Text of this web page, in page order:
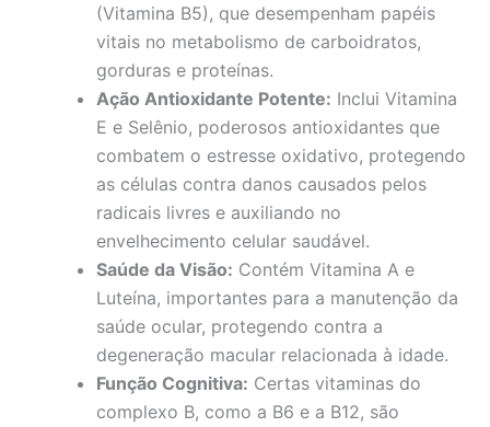
(Vitamina B5), que desempenham papéis
vitais no metabolismo de carboidratos,
gorduras e proteínas.
Ação Antioxidante Potente: Inclui Vitamina
E e Selênio, poderosos antioxidantes que
combatem o estresse oxidativo, protegendo
as células contra danos causados pelos
radicais livres e auxiliando no
envelhecimento celular saudável.
Saúde da Visão: Contém Vitamina A e
Luteína, importantes para a manutenção da
saúde ocular, protegendo contra a
degeneração macular relacionada à idade.
Função Cognitiva: Certas vitaminas do
complexo B, como a B6 e a B12, são